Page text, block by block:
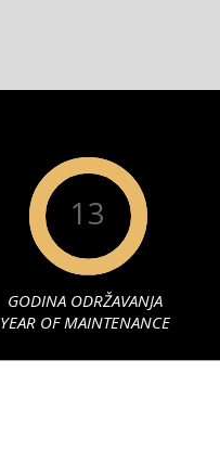
13
GODINA ODRŽAVANJA
YEAR OF MAINTENANCE